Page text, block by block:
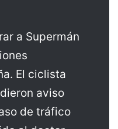
a Supermán
El ciclista
aviso
de tráfico